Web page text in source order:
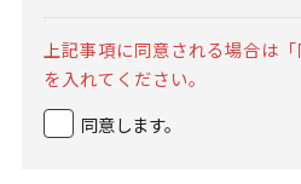
上記事項に同意される場合は
を入れてください。
同意します。